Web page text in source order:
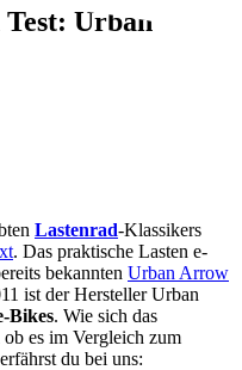
Test: Urban
Lastenrad-Klassikers
. Das praktische Lasten e-
bekannten Urban Arrow
ist der Hersteller Urban
Bikes. Wie sich das
es im Vergleich zum
du bei uns: